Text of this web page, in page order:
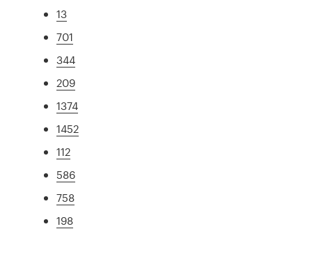
13
701
344
209
1374
1452
112
586
758
198